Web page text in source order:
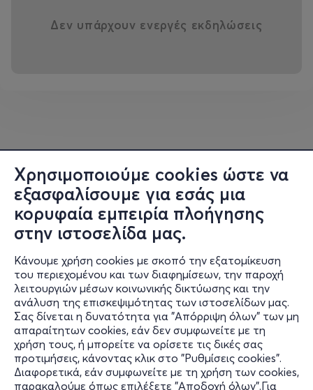
Χρησιμοποιούμε cookies ώστε να
εξασφαλίσουμε για εσάς μια
κορυφαία εμπειρία πλοήγησης
στην ιστοσελίδα μας.
Κάνουμε χρήση cookies με σκοπό την εξατομίκευση
του περιεχομένου και των διαφημίσεων, την παροχή
λειτουργιών μέσων κοινωνικής δικτύωσης και την
ανάλυση της επισκεψιμότητας των ιστοσελίδων μας.
Σας δίνεται η δυνατότητα για "Απόρριψη όλων" των μη
απαραίτητων cookies, εάν δεν συμφωνείτε με τη
χρήση τους, ή μπορείτε να ορίσετε τις δικές σας
προτιμήσεις, κάνοντας κλικ στο "Ρυθμίσεις cookies".
Διαφορετικά, εάν συμφωνείτε με τη χρήση των cookies,
παρακαλούμε όπως επιλέξετε "Αποδοχή όλων".Για
Ένα Stand-Up Comedy Showμε ζωντανή ορχήστρα.
Μάκης; και λοιποί δεξιοί λιμοκοντόροι.
Εμφανίζονται: γόνοι γνωστών πολιτικών
τζακιών,αριστεροί κλεπταποδόχοι, κεντροαριστεροί
τυχοδιώκτες,ακροδεξιοί απατεώνες, σκοταδιστές και
λοιποί σουρεαλιστές.
Εξαφανίζονται:η αλήθεια, οι πολιτικές ευθύνες, η
δικαιοσύνη, η τσίπα και κάμποσες επιδοτήσεις.
Επανεμφανίζεται:η ελπίδα
Η παράσταση προστατεύεται από το όργανο της τάξης:
Μπαλούρδο.
Management: Prospero,www.prospero.com.gr
Δεν υπάρχουν ενεργές εκδηλώσεις
Πληροφορίες
Υποστήριξη
Stay Connected